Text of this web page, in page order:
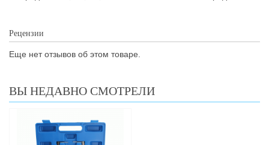
Рецензии
Еще нет отзывов об этом товаре.
ВЫ НЕДАВНО СМОТРЕЛИ